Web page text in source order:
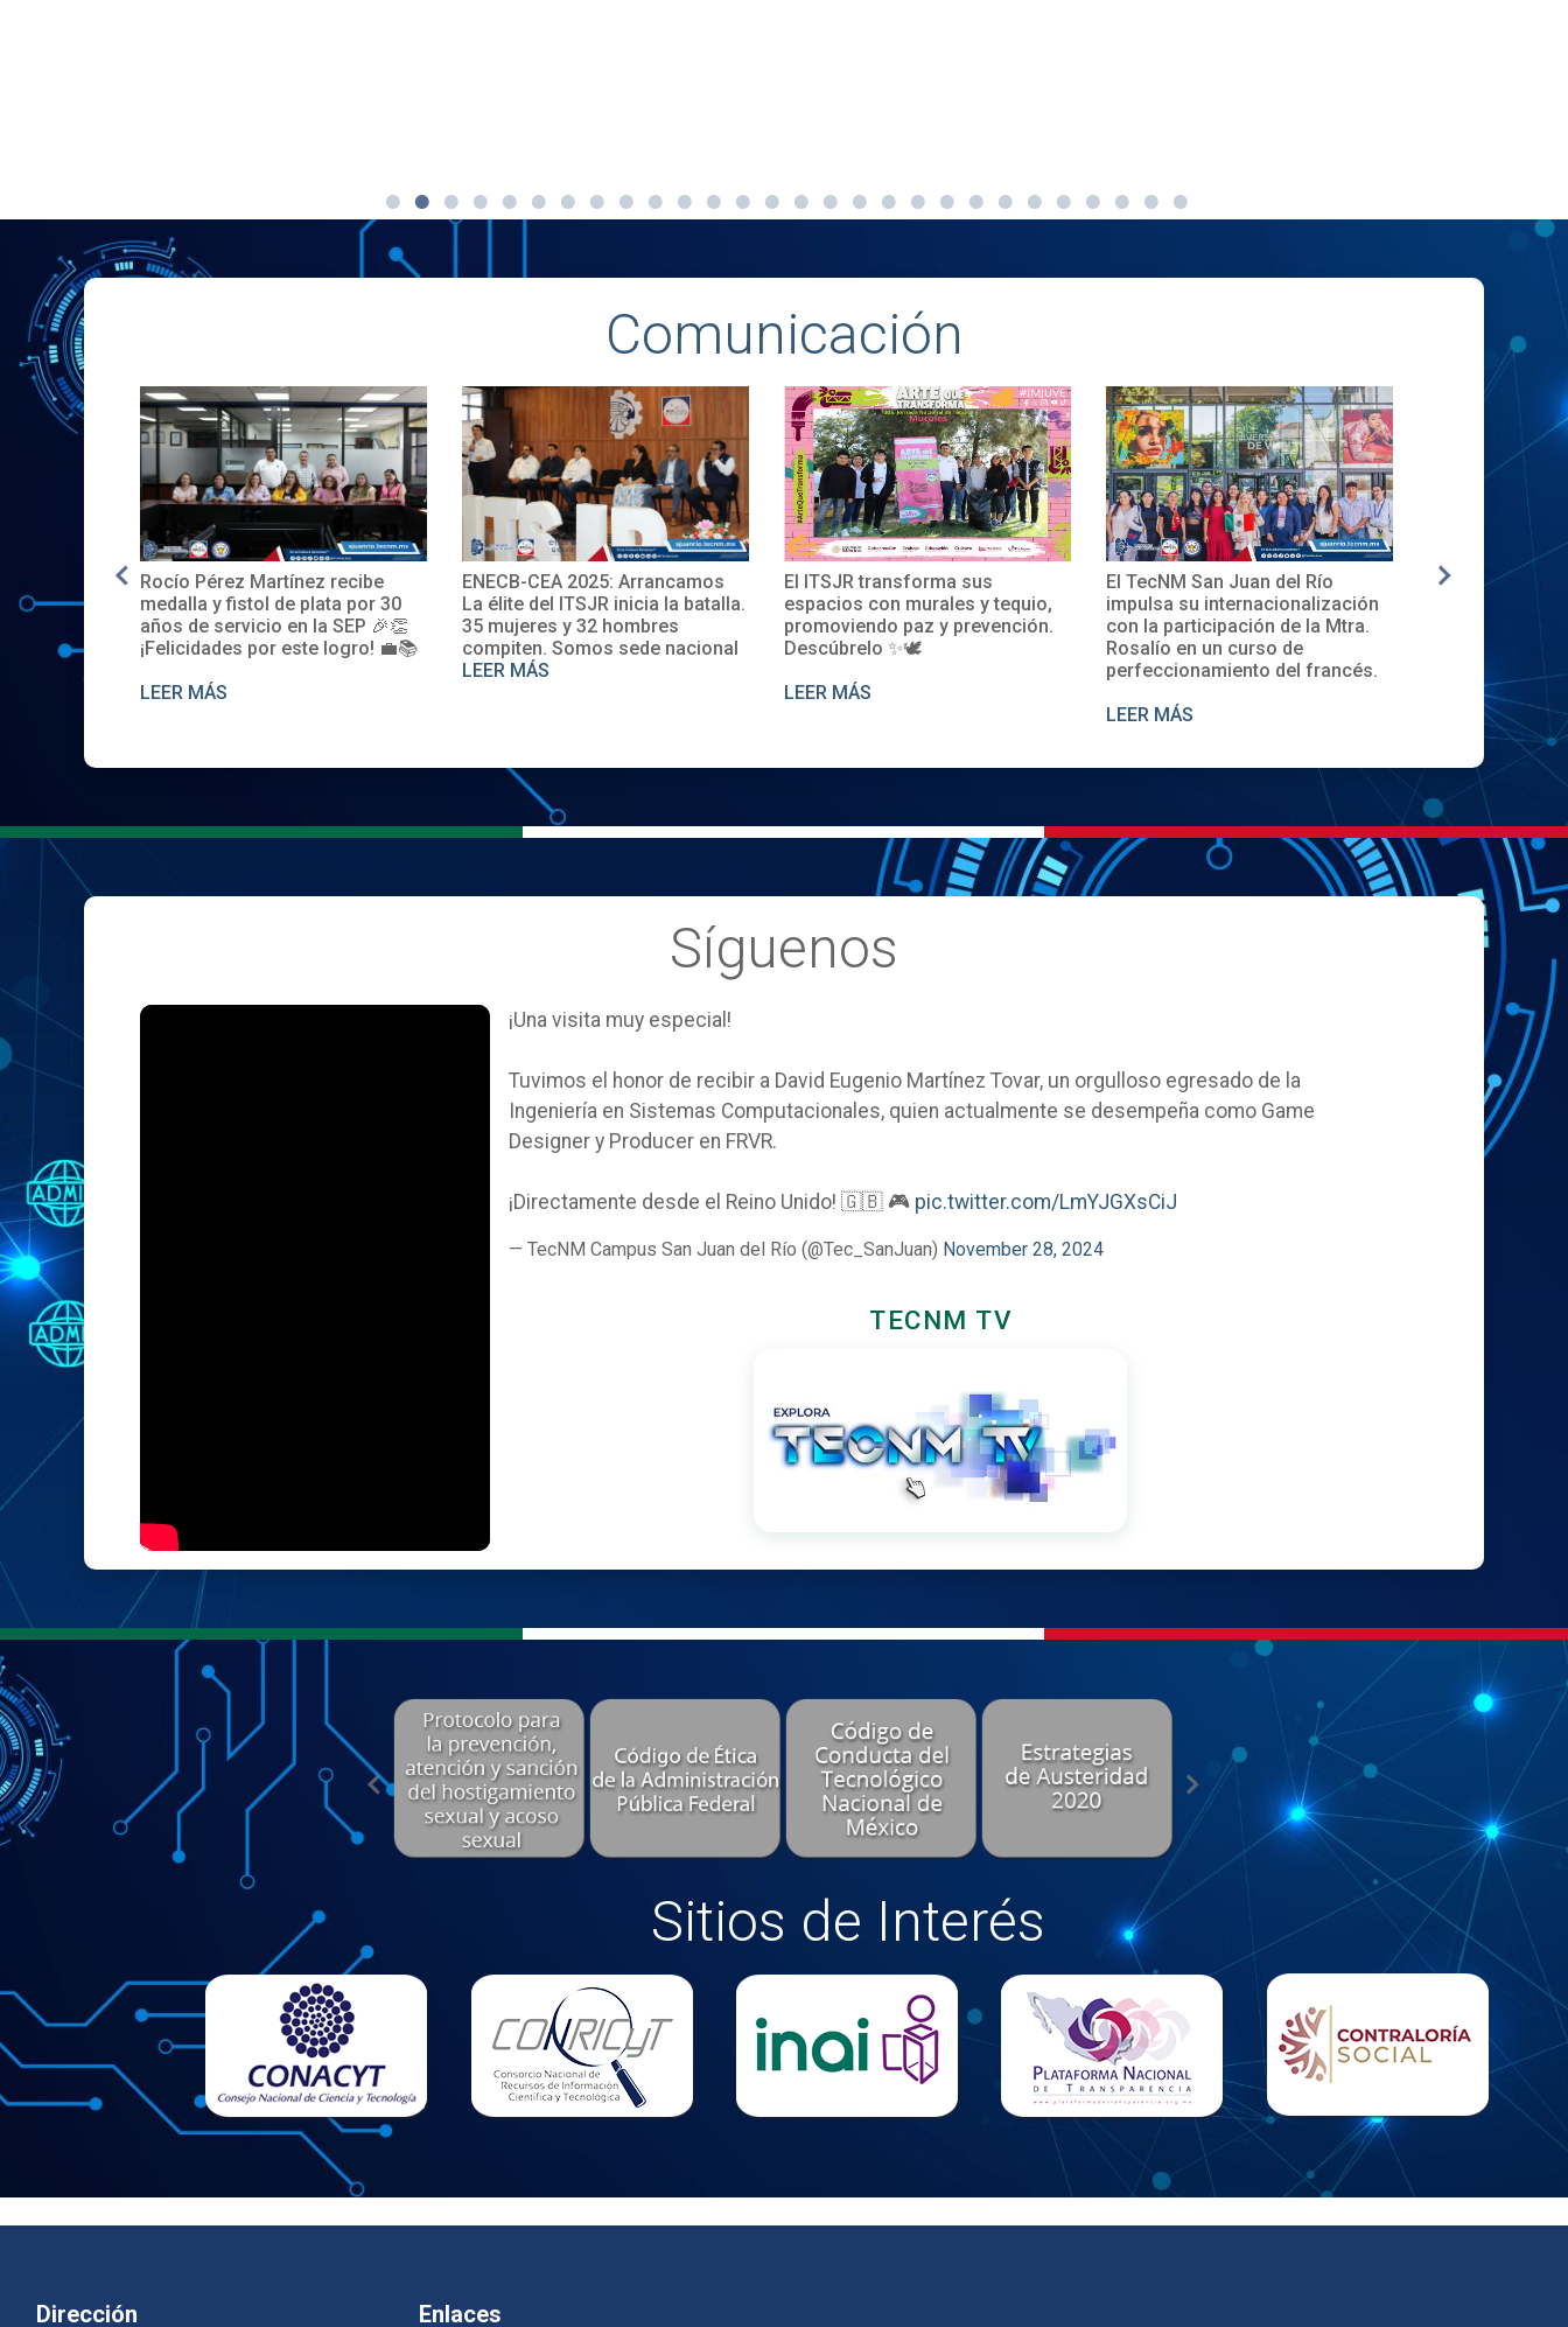
Comunicación
EE.UU.
Rocío Pérez Martínez recibe
medalla y fistol de plata por 30
años de servicio en la SEP 🎉👏
¡Felicidades por este logro! 💼📚
LEER MÁS
ENECB-CEA 2025: Arrancamos
La élite del ITSJR inicia la batalla.
35 mujeres y 32 hombres
compiten. Somos sede nacional
LEER MÁS
El ITSJR transforma sus
espacios con murales y tequio,
promoviendo paz y prevención.
Descúbrelo ✨🕊
LEER MÁS
El TecNM San Juan del Río
impulsa su internacionalización
con la participación de la Mtra.
Rosalío en un curso de
perfeccionamiento del francés.
LEER MÁS
✨🎓Toma de
Síguenos
¡Una visita muy especial!
Tuvimos el honor de recibir a David Eugenio Martínez Tovar, un orgulloso egresado de la
Ingeniería en Sistemas Computacionales, quien actualmente se desempeña como Game
Designer y Producer en FRVR.
¡Directamente desde el Reino Unido! 🇬🇧 🎮 pic.twitter.com/LmYJGXsCiJ
— TecNM Campus San Juan del Río (@Tec_SanJuan) November 28, 2024
TECNM TV
Sitios de Interés
Dirección Enlaces